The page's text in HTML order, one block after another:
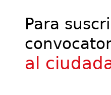
Para
al